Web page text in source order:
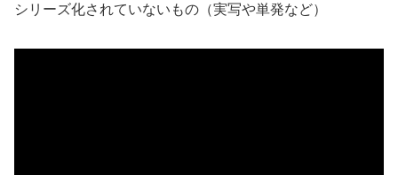
シリーズ化されていないもの（実写や単発など）